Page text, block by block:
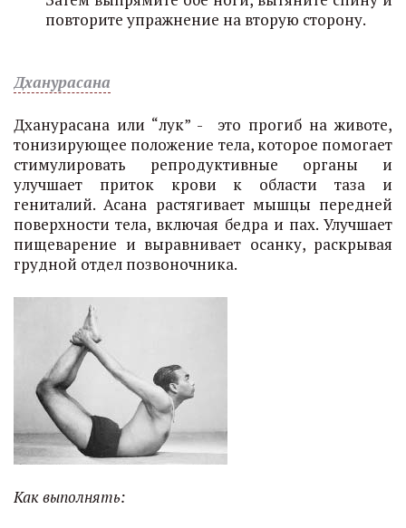
повторите упражнение на вторую сторону.
Дханурасана
Дханурасана или “лук” - это прогиб на животе,
тонизирующее положение тела, которое помогает
стимулировать репродуктивные органы и
улучшает приток крови к области таза и
гениталий. Асана растягивает мышцы передней
поверхности тела, включая бедра и пах. Улучшает
пищеварение и выравнивает осанку, раскрывая
грудной отдел позвоночника.
Как выполнять: